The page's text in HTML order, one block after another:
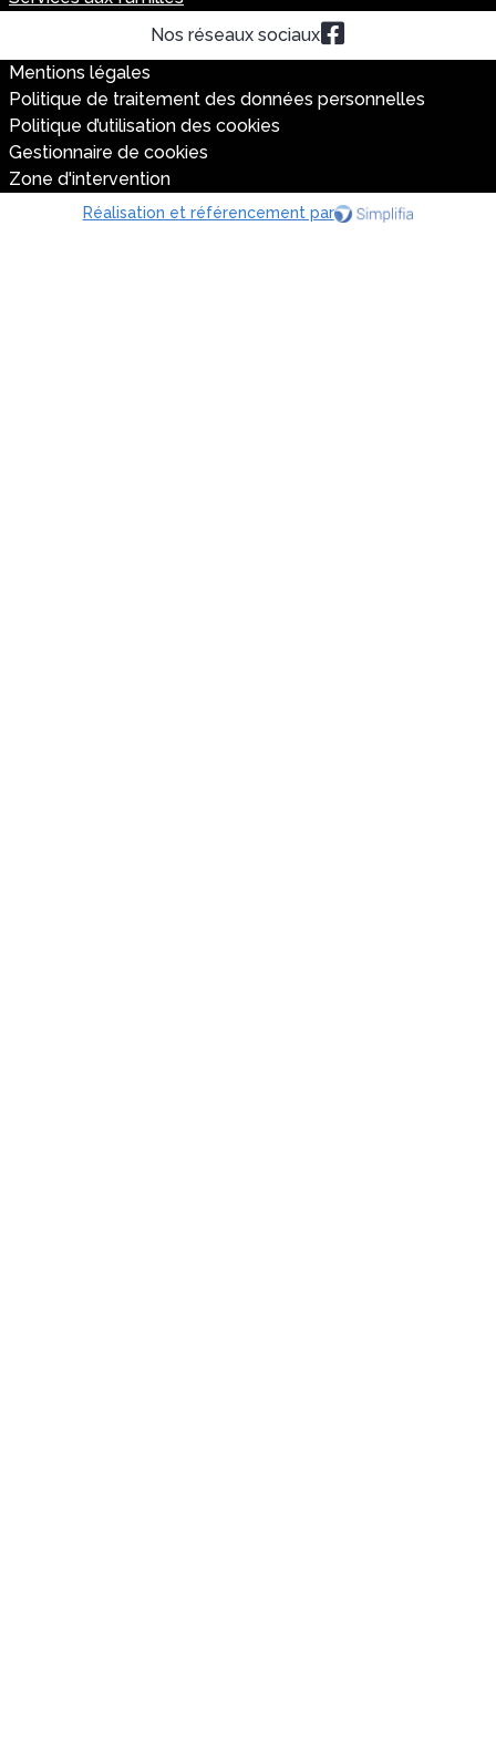
Nos réseaux sociaux
Mentions légales
Politique de traitement des données personnelles
Politique d’utilisation des cookies
Gestionnaire de cookies
Zone d'intervention
Réalisation et référencement par